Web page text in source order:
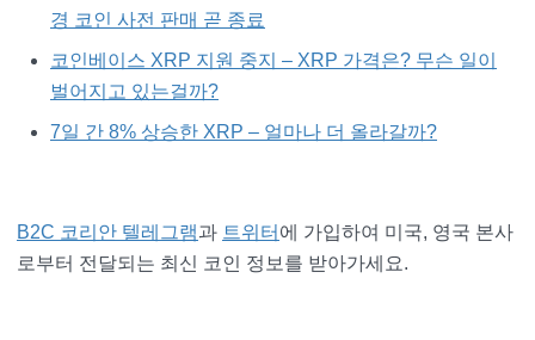
경 코인 사전 판매 곧 종료
코인베이스 XRP 지원 중지 – XRP 가격은? 무슨 일이
벌어지고 있는걸까?
7일 간 8% 상승한 XRP – 얼마나 더 올라갈까?
B2C 코리안 텔레그램과 트위터 에 가입하여 미국, 영국 본사
로부터 전달되는 최신 코인 정보를 받아가세요.